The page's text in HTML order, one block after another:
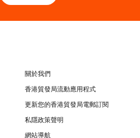
關於我們
香港貿發局流動應用程式
更新您的香港貿發局電郵訂閱
私隱政策聲明
網站導航